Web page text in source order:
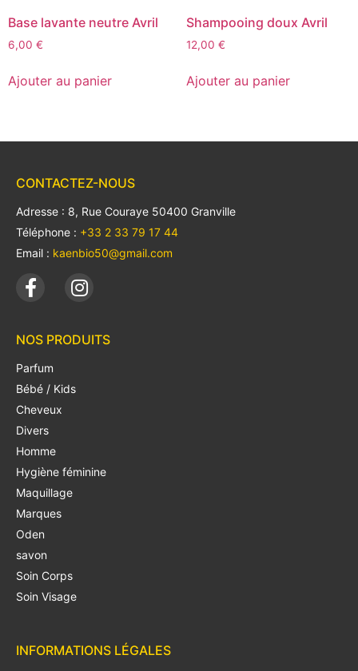
Base lavante neutre Avril
6,00 €
Ajouter au panier
Shampooing doux Avril
12,00 €
Ajouter au panier
CONTACTEZ-NOUS
Adresse : 8, Rue Couraye 50400 Granville
Téléphone : +33 2 33 79 17 44
Email : kaenbio50@gmail.com
NOS PRODUITS
Parfum
Bébé / Kids
Cheveux
Divers
Homme
Hygiène féminine
Maquillage
Marques
Oden
savon
Soin Corps
Soin Visage
INFORMATIONS LÉGALES